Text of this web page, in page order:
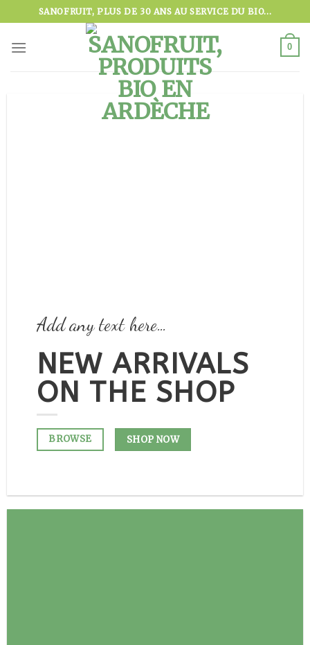
to
content
SANOFRUIT, PLUS DE 30 ANS AU SERVICE DU BIO...
0
Add any text here…
NEW ARRIVALS
ON THE SHOP
BROWSE SHOP NOW